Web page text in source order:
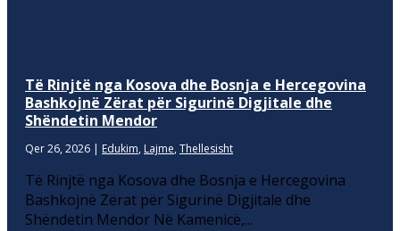
Të Rinjtë nga Kosova dhe Bosnja e Hercegovina
Bashkojnë Zërat për Sigurinë Digjitale dhe
Shëndetin Mendor
Qer 26, 2026 | Edukim, Lajme, Thellesisht
Të Rinjtë nga Kosova dhe Bosnja e Hercegovina
Bashkojnë Zërat për Sigurinë Digjitale dhe
Shëndetin Mendor Në Kamenicë,...